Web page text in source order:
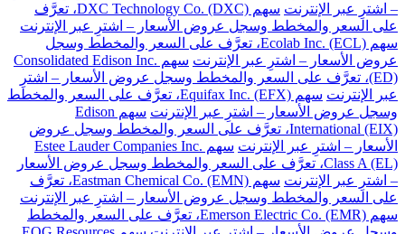
– اشترِ عبر الإنترنت
سهم DXC Technology Co. (DXC)، تعرَّف
على السعر والمخطط وسجل عروض الأسعار – اشترِ عبر الإنترنت
سهم Ecolab Inc. (ECL)، تعرَّف على السعر والمخطط وسجل
عروض الأسعار – اشترِ عبر الإنترنت
سهم Consolidated Edison Inc.
(ED)، تعرَّف على السعر والمخطط وسجل عروض الأسعار – اشترِ
عبر الإنترنت
سهم Equifax Inc. (EFX)، تعرَّف على السعر والمخطط
وسجل عروض الأسعار – اشترِ عبر الإنترنت
سهم Edison
International (EIX)، تعرَّف على السعر والمخطط وسجل عروض
الأسعار – اشترِ عبر الإنترنت
سهم Estee Lauder Companies Inc.
Class A (EL)، تعرَّف على السعر والمخطط وسجل عروض الأسعار
– اشترِ عبر الإنترنت
سهم Eastman Chemical Co. (EMN)، تعرَّف
على السعر والمخطط وسجل عروض الأسعار – اشترِ عبر الإنترنت
سهم Emerson Electric Co. (EMR)، تعرَّف على السعر والمخطط